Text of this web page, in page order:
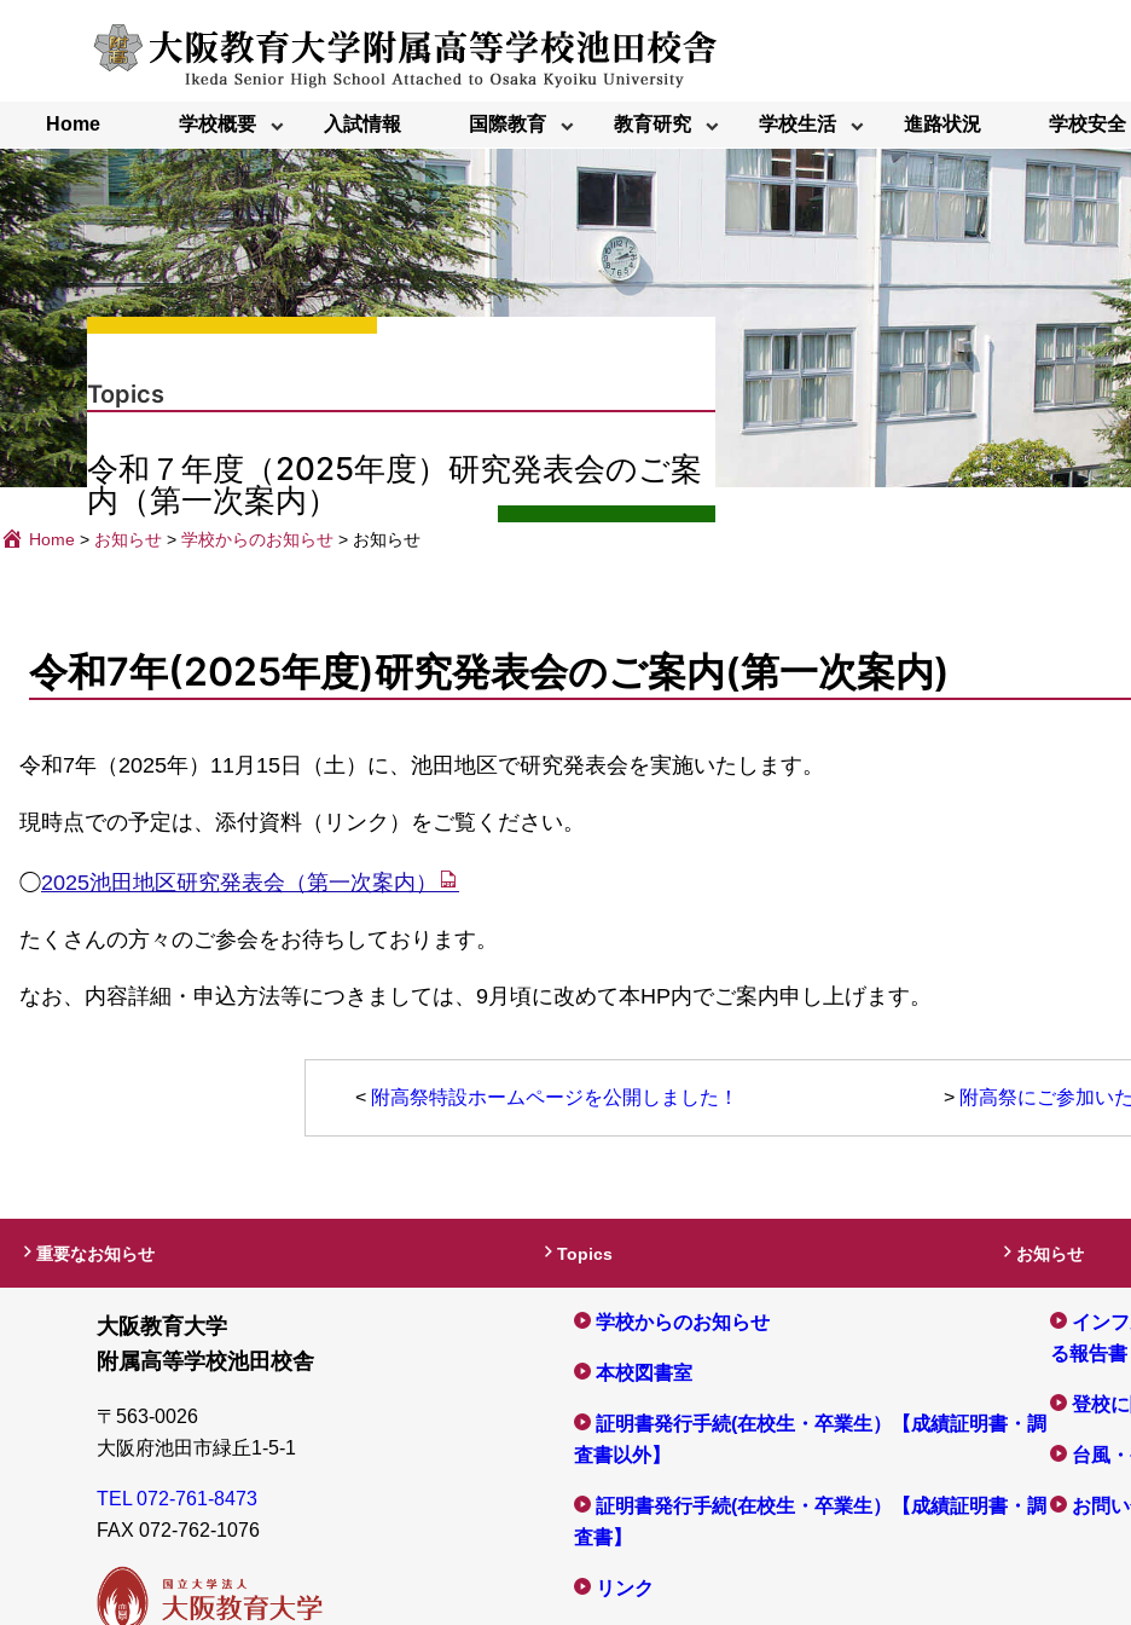
Home 学校概要 入試情報 国際教育 教育研究 学校生活 進路状況 学校安全
Topics
令和７年度（2025年度）研究発表会のご案
内（第一次案内）
Home > お知らせ > 学校からのお知らせ > お知らせ
令和7年(2025年度)研究発表会のご案内(第一次案内)
令和7年（2025年）11月15日（土）に、池田地区で研究発表会を実施いたします。
現時点での予定は、添付資料（リンク）をご覧ください。
◯2025池田地区研究発表会（第一次案内）
たくさんの方々のご参会をお待ちしております。
なお、内容詳細・申込方法等につきましては、9月頃に改めて本HP内でご案内申し上げます。
< 附高祭特設ホームページを公開しました！ > 附高祭にご参加い
重要なお知らせ Topics お知らせ
大阪教育大学
附属高等学校池田校舎
〒563-0026
大阪府池田市緑丘1-5-1
TEL 072-761-8473
FAX 072-762-1076
学校からのお知らせ
本校図書室
証明書発行手続(在校生・卒業生）【成績証明書・調
査書以外】
証明書発行手続(在校生・卒業生）【成績証明書・調
査書】
リンク
イン
る報告書
登校
台風
お問